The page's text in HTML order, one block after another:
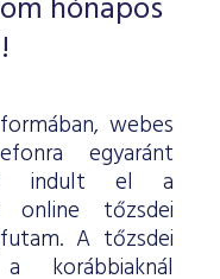
hónapos
webes
egyaránt
indult el a
online tőzsdei
A tőzsdei
korábbiaknál